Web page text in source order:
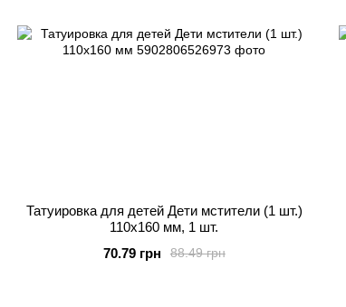
Татуировка для детей Дети мстители (1 шт.)
110х160 мм, 1 шт.
88.49 грн
70.79 грн